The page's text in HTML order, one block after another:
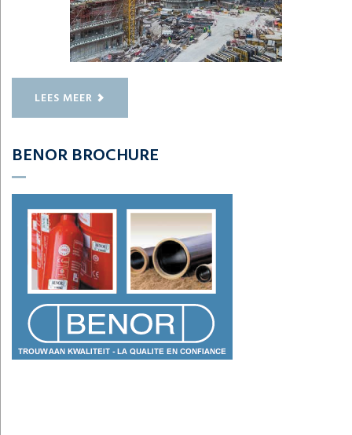
LEES MEER
BENOR BROCHURE